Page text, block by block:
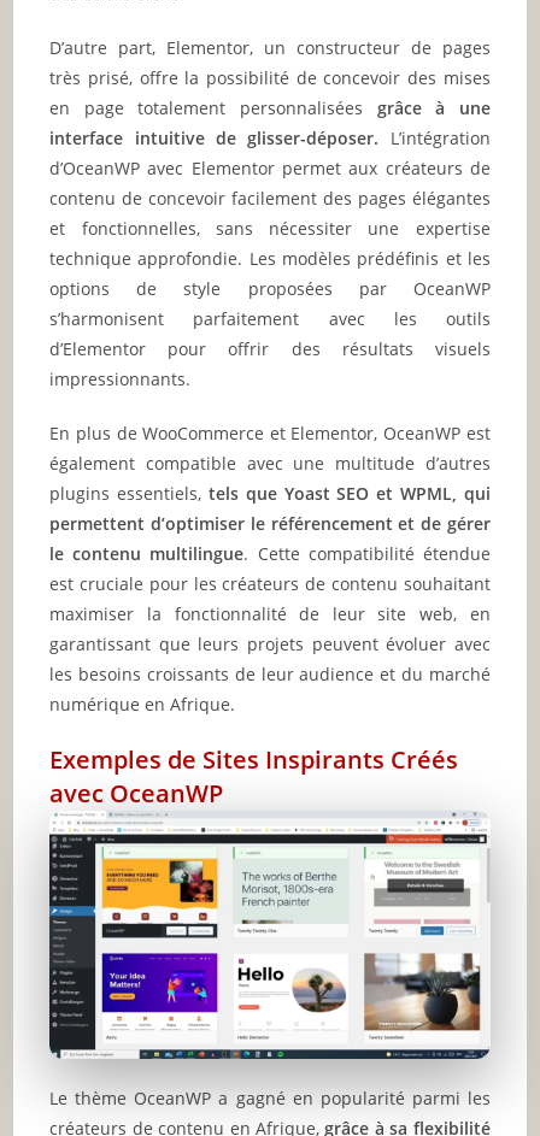
D’autre part, Elementor, un constructeur de pages
très prisé, offre la possibilité de concevoir des mises
en page totalement personnalisées grâce à une
interface intuitive de glisser-déposer. L’intégration
d’OceanWP avec Elementor permet aux créateurs de
contenu de concevoir facilement des pages élégantes
et fonctionnelles, sans nécessiter une expertise
technique approfondie. Les modèles prédéfinis et les
options de style proposées par OceanWP
s’harmonisent parfaitement avec les outils
d’Elementor pour offrir des résultats visuels
impressionnants.
En plus de WooCommerce et Elementor, OceanWP est
également compatible avec une multitude d’autres
plugins essentiels, tels que Yoast SEO et WPML, qui
permettent d’optimiser le référencement et de gérer
le contenu multilingue. Cette compatibilité étendue
est cruciale pour les créateurs de contenu souhaitant
maximiser la fonctionnalité de leur site web, en
garantissant que leurs projets peuvent évoluer avec
les besoins croissants de leur audience et du marché
numérique en Afrique.
Exemples de Sites Inspirants Créés
avec OceanWP
Le thème OceanWP a gagné en popularité parmi les
créateurs de contenu en Afrique,grâce à sa flexibilité